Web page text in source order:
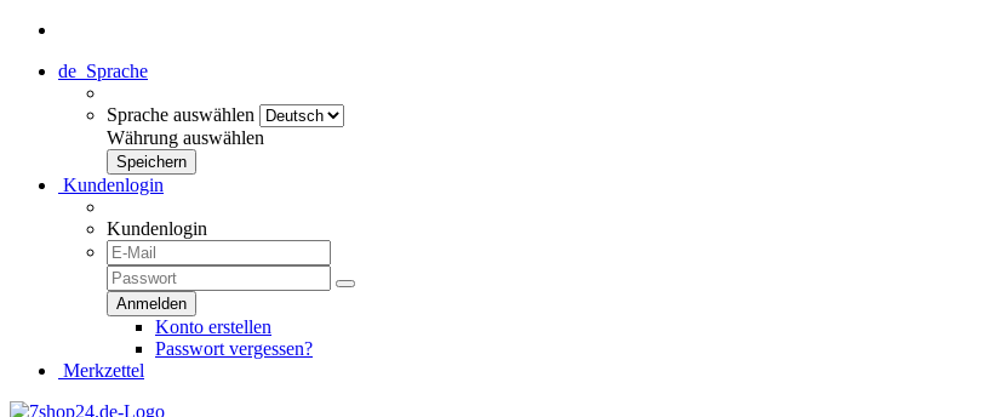
de Sprache
Sprache auswählen
Währung auswählen
Kundenlogin
Kundenlogin
Konto erstellen
Passwort vergessen?
Merkzettel